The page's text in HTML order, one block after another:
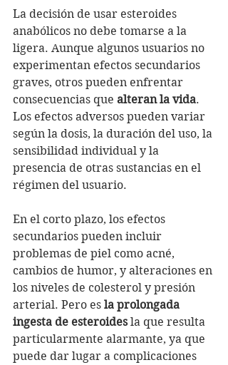
La decisión de usar esteroides
anabólicos no debe tomarse a la
ligera. Aunque algunos usuarios no
experimentan efectos secundarios
graves, otros pueden enfrentar
consecuencias que alteran la vida.
Los efectos adversos pueden variar
según la dosis, la duración del uso, la
sensibilidad individual y la
presencia de otras sustancias en el
régimen del usuario.
En el corto plazo, los efectos
secundarios pueden incluir
problemas de piel como acné,
cambios de humor, y alteraciones en
los niveles de colesterol y presión
arterial. Pero es la prolongada
ingesta de esteroides la que resulta
particularmente alarmante, ya que
puede dar lugar a complicaciones